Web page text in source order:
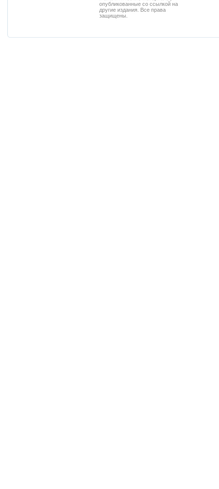
опубликованные со ссылкой на
другие издания. Все права
защищены.